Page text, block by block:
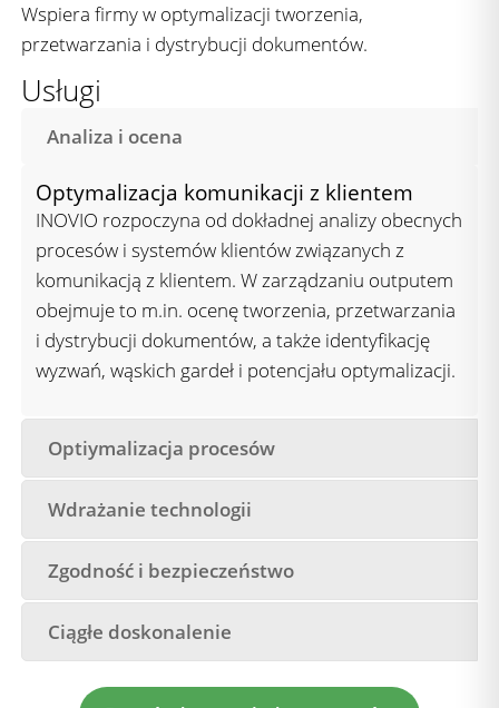
Wspiera firmy w optymalizacji tworzenia,
przetwarzania i dystrybucji dokumentów.
Usługi
Analiza i ocena
Optiymalizacja procesów
Wdrażanie technologii
Zgodność i bezpieczeństwo
Ciągłe doskonalenie
Optymalizacja komunikacji z klientem
INOVIO rozpoczyna od dokładnej analizy obecnych
procesów i systemów klientów związanych z
komunikacją z klientem. W zarządzaniu outputem
obejmuje to m.in. ocenę tworzenia, przetwarzania
i dystrybucji dokumentów, a także identyfikację
wyzwań, wąskich gardeł i potencjału optymalizacji.